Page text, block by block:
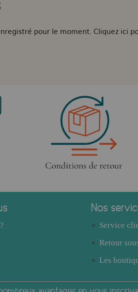
pour le moment. Cliquez ici
Nos
Service
Retour
Les